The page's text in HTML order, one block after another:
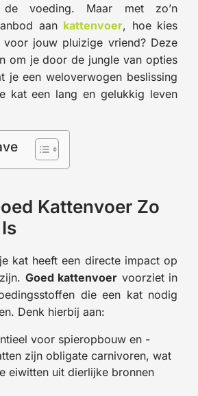
voeding. Maar met zo’n
aan kattenvoer, hoe kies
jouw pluizige vriend? Deze
om je door de jungle van opties
je een weloverwogen beslissing
kat een lang en gelukkig leven
Kattenvoer Zo
kat heeft een directe impact op
Goed kattenvoer voorziet in
die een kat nodig
Denk hierbij aan:
voor spieropbouw en -
zijn obligate carnivoren, wat
eiwitten uit dierlijke bronnen